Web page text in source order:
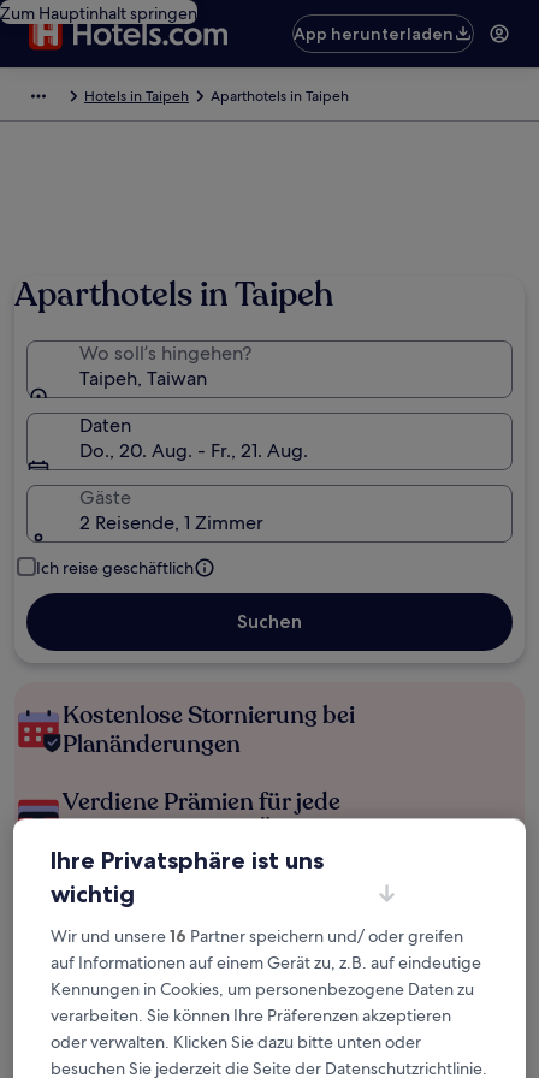
Zum Hauptinhalt springen
App herunterladen
Hotels in Taipeh Aparthotels in Taipeh
Aparthotels in Taipeh
Wo soll’s hingehen?
Taipeh, Taiwan
Daten
Do., 20. Aug. - Fr., 21. Aug.
Gäste
2 Reisende, 1 Zimmer
Ich reise geschäftlich
Suchen
Kostenlose Stornierung bei
Planänderungen
Verdiene Prämien für jede
Mehr sparen mit Preisen für Mitglieder
Überprüfe die Preise für diese Daten
Nächstes Wochenende
14. Aug. - 16. Aug.
In zwei Wochen
21. Aug. - 23. Aug.
Ihre Privatsphäre ist uns
wichtig
Wir und unsere16 Partner speichern und/ oder greifen
auf Informationen auf einem Gerät zu, z.B. auf eindeutige
Kennungen in Cookies, um personenbezogene Daten zu
verarbeiten. Sie können Ihre Präferenzen akzeptieren
oder verwalten. Klicken Sie dazu bitte unten oder
besuchen Sie jederzeit die Seite der Datenschutzrichtlinie.